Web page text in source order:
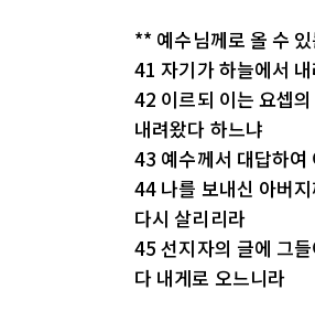
** 예수님께로 올 수
41 자기가 하늘에서
42 이르되 이는 요셉
내려왔다 하느냐
43 예수께서 대답하여
44 나를 보내신 아버
다시 살리리라
45 선지자의 글에 그
다 내게로 오느니라